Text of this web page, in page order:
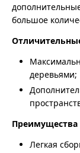
большое
деревьями;
Преимущества
Легкая